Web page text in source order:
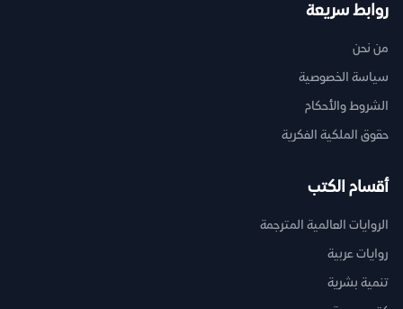
روابط سريعة
من نحن
سياسة الخصوصية
الشروط والأحكام
حقوق الملكية الفكرية
أقسام الكتب
الروايات العالمية المترجمة
روايات عربية
تنمية بشرية